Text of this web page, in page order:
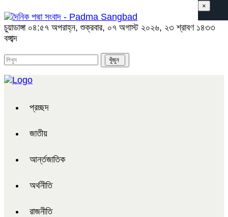
চুয়াডাঙ্গা ০৪:৫৭ অপরাহ্ন, শুক্রবার, ০৭ অগাস্ট ২০২৬, ২৩ শ্রাবণ ১৪৩৩
বঙ্গাব্দ
প্রচ্ছদ
জাতীয়
আর্ন্তজাতিক
অর্থনীতি
রাজনীতি
×